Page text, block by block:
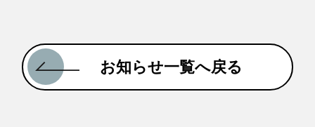
お知らせ一覧へ戻る